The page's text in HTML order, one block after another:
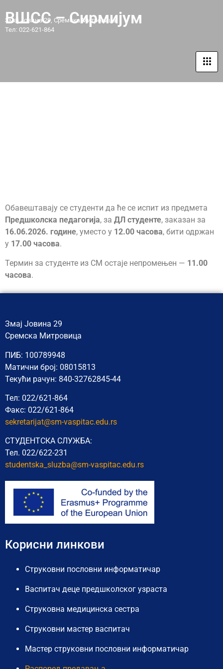
ВШСС – Сирмијум
Змај Јовина 29, Сремска Митровица
Тел: 022-621-864
Обавештавају се студенти да ће се испит из предмета
Предшколска педагогија, за ДЛ студенте, заказан за
16.06.2026. године, уместо у 12.00 часова, бити одржан
у 17.00 часова.
Термин за студенте из СМ остаје непромењен — 11.00
часова.
Змај Јовина 29
Сремска Митровица
ПИБ: 100789948
Матични број: 08015813
Текући рачун: 840-32762845-44
Тел: 022/621-864
Факс: 022/621-864
sekretarijat@sm-vaspitac.edu.rs
СТУДЕНТСКА СЛУЖБА:
Тел. 022/622-231
studentska_sluzba@sm-vaspitac.edu.rs
Корисни линкови
Струковни пословни информатичар
Васпитач деце предшколског узраста
Струковна медицинска сестра
Струковни мастер васпитач
Мастер струковни пословни информатичар